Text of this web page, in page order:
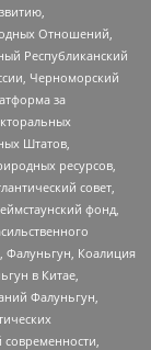
Отношений,
Республиканский
Черноморский
за
Штатов,
ресурсов,
совет,
фонд,
Фалуньгун, Коалиция
в Китае,
Фалуньгун,